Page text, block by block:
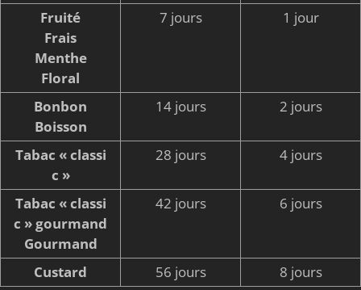
Fruité
Frais
Menthe
Floral
7 jours 1 jour
Bonbon
Boisson
14 jours 2 jours
Tabac « classi
c »
28 jours 4 jours
Tabac « classi
c » gourmand
Gourmand
42 jours 6 jours
Custard 56 jours
8 jours